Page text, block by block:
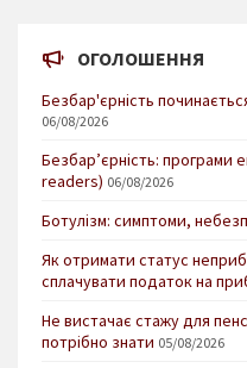
ОГОЛОШЕННЯ
Безбар'єрність
06/08/2026
Безбар’єрність: програми
readers) 06/08/2026
Ботулізм: симптоми,
Як отримати статус
сплачувати податок на
Не вистачає стажу для
потрібно знати 05/08/2026